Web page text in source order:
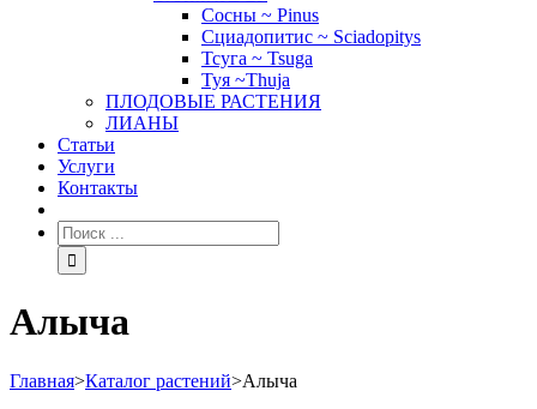
Сосны ~ Pinus
Сциадопитис ~ Sciadopitys
Тсуга ~ Tsuga
Туя ~Thuja
ПЛОДОВЫЕ РАСТЕНИЯ
ЛИАНЫ
Статьи
Услуги
Контакты
Алыча
Главная>Каталог растений>Алыча